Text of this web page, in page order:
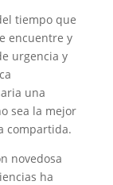
tiempo que
encuentre y
urgencia y
una
sea la mejor
compartida.
novedosa
ha